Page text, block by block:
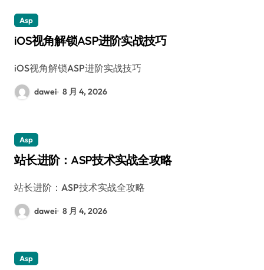
Asp
iOS视角解锁ASP进阶实战技巧
iOS视角解锁ASP进阶实战技巧
dawei 8 月 4, 2026
Asp
站长进阶：ASP技术实战全攻略
站长进阶：ASP技术实战全攻略
dawei 8 月 4, 2026
Asp